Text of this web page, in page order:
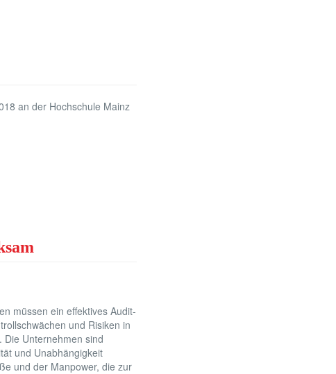
an der Hochschule Mainz
müssen ein effektives Audit-
und Risiken in
Unternehmen sind
und Unabhängigkeit
und der Manpower, die zur